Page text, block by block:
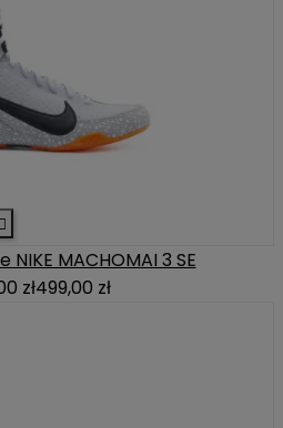

MACHOMAI 3 SE
zł499,00 zł